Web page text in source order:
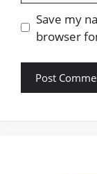
Save my
browser